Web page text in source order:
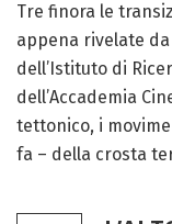
Tre finora le
appena rivelate
dell’Istituto di
dell’Accademia
tettonico, i
fa – della crosta